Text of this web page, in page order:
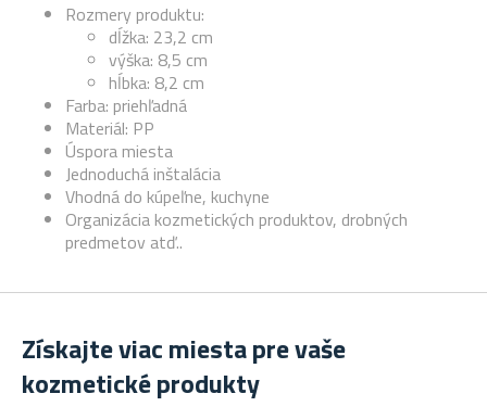
Rozmery produktu:
dĺžka: 23,2 cm
výška: 8,5 cm
hĺbka: 8,2 cm
Farba: priehľadná
Materiál: PP
Úspora miesta
Jednoduchá inštalácia
Vhodná do kúpeľne, kuchyne
Organizácia kozmetických produktov, drobných
predmetov atď..
Získajte viac miesta pre vaše
kozmetické produkty